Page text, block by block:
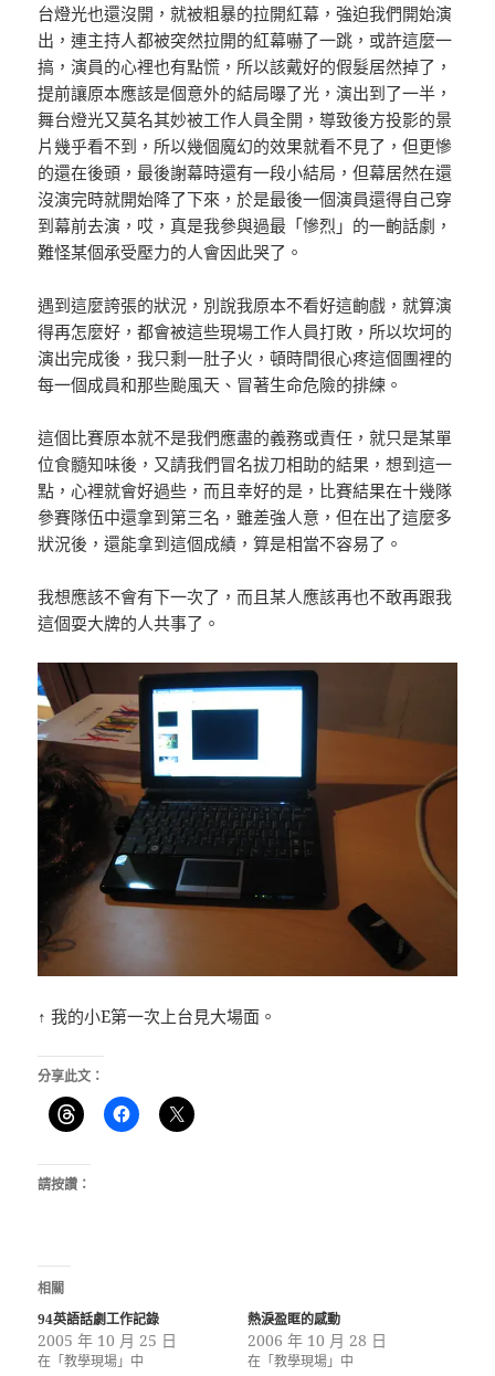
台燈光也還沒開，就被粗暴的拉開紅幕，強迫我們開始演
出，連主持人都被突然拉開的紅幕嚇了一跳，或許這麼一
搞，演員的心裡也有點慌，所以該戴好的假髮居然掉了，
提前讓原本應該是個意外的結局曝了光，演出到了一半，
舞台燈光又莫名其妙被工作人員全開，導致後方投影的景
片幾乎看不到，所以幾個魔幻的效果就看不見了，但更慘
的還在後頭，最後謝幕時還有一段小結局，但幕居然在還
沒演完時就開始降了下來，於是最後一個演員還得自己穿
到幕前去演，哎，真是我參與過最「慘烈」的一齣話劇，
難怪某個承受壓力的人會因此哭了。
遇到這麼誇張的狀況，別說我原本不看好這齣戲，就算演
得再怎麼好，都會被這些現場工作人員打敗，所以坎坷的
演出完成後，我只剩一肚子火，頓時間很心疼這個團裡的
每一個成員和那些颱風天、冒著生命危險的排練。
這個比賽原本就不是我們應盡的義務或責任，就只是某單
位食髓知味後，又請我們冒名拔刀相助的結果，想到這一
點，心裡就會好過些，而且幸好的是，比賽結果在十幾隊
參賽隊伍中還拿到第三名，雖差強人意，但在出了這麼多
狀況後，還能拿到這個成績，算是相當不容易了。
我想應該不會有下一次了，而且某人應該再也不敢再跟我
這個耍大牌的人共事了。
↑ 我的小E第一次上台見大場面。
分享此文：
請按讚：
相關
94英語話劇工作記錄
2005 年 10 月 25 日
在「教學現場」中
熱淚盈眶的感動
2006 年 10 月 28 日
在「教學現場」中